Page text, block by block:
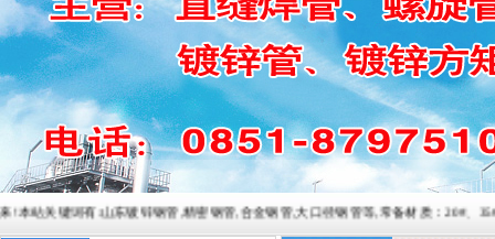
站关键词有:山东镀锌钢管,精密钢管,合金钢管,大口径钢管等,常备材质：20#、